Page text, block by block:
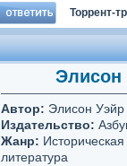
Торрент-
Элисон
Автор: Элисон Уэйр
Издательство:
Жанр:
литература